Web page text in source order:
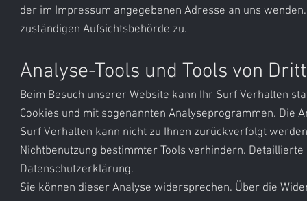
der im Impressum angegebenen Adresse an uns
zuständigen Aufsichtsbehörde zu.
Analyse-Tools und Tools von
Beim Besuch unserer Website kann Ihr Surf-Verhalten
Cookies und mit sogenannten Analyseprogrammen. Die
Surf-Verhalten kann nicht zu Ihnen zurückverfolgt
Nichtbenutzung bestimmter Tools verhindern.
Datenschutzerklärung.
Sie können dieser Analyse widersprechen. Über die